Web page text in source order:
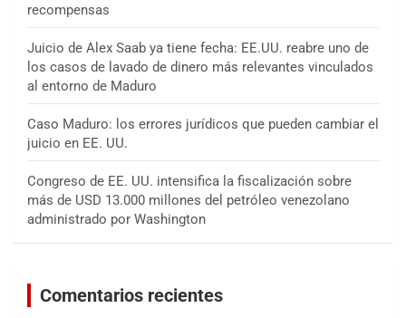
recompensas
Juicio de Alex Saab ya tiene fecha: EE.UU. reabre uno de
los casos de lavado de dinero más relevantes vinculados
al entorno de Maduro
Caso Maduro: los errores jurídicos que pueden cambiar el
juicio en EE. UU.
Congreso de EE. UU. intensifica la fiscalización sobre
más de USD 13.000 millones del petróleo venezolano
administrado por Washington
Comentarios recientes